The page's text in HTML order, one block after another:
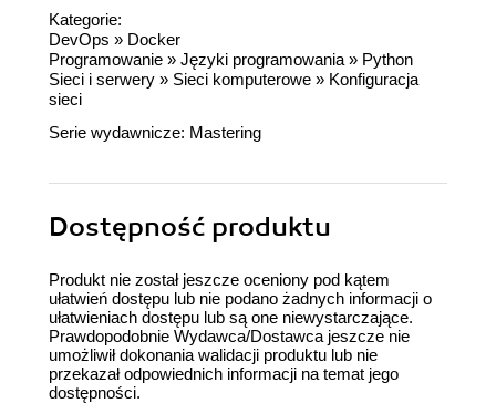
Kategorie:
DevOps » Docker
Programowanie » Języki programowania » Python
Sieci i serwery » Sieci komputerowe » Konfiguracja
sieci
Serie wydawnicze: Mastering
Dostępność produktu
Produkt nie został jeszcze oceniony pod kątem
ułatwień dostępu lub nie podano żadnych informacji o
ułatwieniach dostępu lub są one niewystarczające.
Prawdopodobnie Wydawca/Dostawca jeszcze nie
umożliwił dokonania walidacji produktu lub nie
przekazał odpowiednich informacji na temat jego
dostępności.